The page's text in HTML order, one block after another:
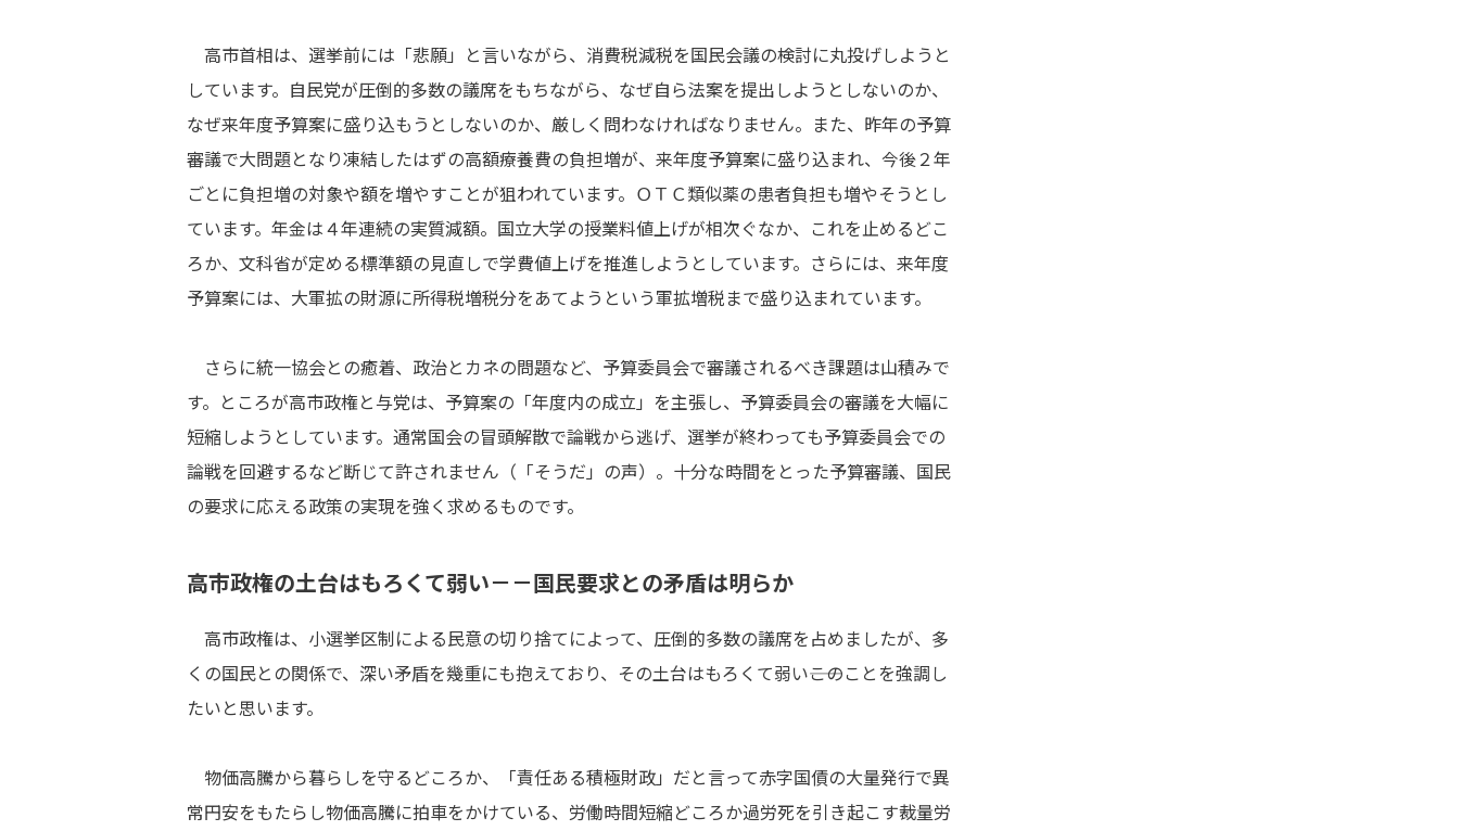
高市首相は、選挙前には「悲願」と言いながら、消費税減税を国民会議の検討に丸投げしようと
しています。自民党が圧倒的多数の議席をもちながら、なぜ自ら法案を提出しようとしないのか、
なぜ来年度予算案に盛り込もうとしないのか、厳しく問わなければなりません。また、昨年の予算
審議で大問題となり凍結したはずの高額療養費の負担増が、来年度予算案に盛り込まれ、今後２年
ごとに負担増の対象や額を増やすことが狙われています。ＯＴＣ類似薬の患者負担も増やそうとし
ています。年金は４年連続の実質減額。国立大学の授業料値上げが相次ぐなか、これを止めるどこ
ろか、文科省が定める標準額の見直しで学費値上げを推進しようとしています。さらには、来年度
予算案には、大軍拡の財源に所得税増税分をあてようという軍拡増税まで盛り込まれています。
さらに統一協会との癒着、政治とカネの問題など、予算委員会で審議されるべき課題は山積みで
す。ところが高市政権と与党は、予算案の「年度内の成立」を主張し、予算委員会の審議を大幅に
短縮しようとしています。通常国会の冒頭解散で論戦から逃げ、選挙が終わっても予算委員会での
論戦を回避するなど断じて許されません（「そうだ」の声）。十分な時間をとった予算審議、国民
の要求に応える政策の実現を強く求めるものです。
高市政権の土台はもろくて弱い－－国民要求との矛盾は明らか
高市政権は、小選挙区制による民意の切り捨てによって、圧倒的多数の議席を占めましたが、多
くの国民との関係で、深い矛盾を幾重にも抱えており、その土台はもろくて弱い――このことを強調し
たいと思います。
物価高騰から暮らしを守るどころか、「責任ある積極財政」だと言って赤字国債の大量発行で異
常円安をもたらし物価高騰に拍車をかけている、労働時間短縮どころか過労死を引き起こす裁量労